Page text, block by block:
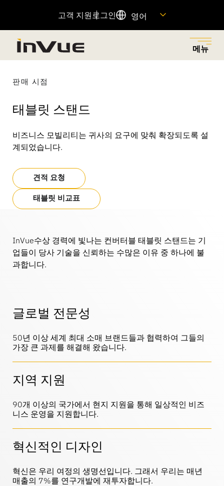
고객 지원로그인 영어
메뉴
메뉴로 돌아가기
솔루션
소매 절도를 줄이고, 적절한 대상에게 권한을 부여하며,
마찰 없는 고객 쇼핑 경험을 통해 매출을 증대시키는 비
접근 제어
판매 시점
연동 스토어
메뉴로 돌아가기
산업
다양한 산업 분야에 혁신적인 보안 및 상품 진열 솔루션
을 제공하여 각 매장의 고유한 요구 사항을 충족시킵니
모두 보기
DIY 및 집 꾸미기
대형마트 & 식료품점
이동통신사
건강 & 미용
스포츠 용품
메뉴로 돌아가기
제품
소매 절도 감소, 매출 증대 및 고객 경험 향상을 위해 설계
된 연결된 제품 포트폴리오.
추천 제품
OnePOD
LIVE
MagStand
상품 진열 보안
매달린 상품 보안
스마트 도어락
센서 태그 및 분리 장치
메뉴로 돌아가기
회사
우리의 역사를 살펴보고, 우리를 움직이는 원동력과 이를
가능하게 하는 사람들을 만나보세요. 그리고 여러분이 우
지속가능성
InVue에서의 커리어
비즈니스 파트너
기업 파트너십
메뉴로 돌아가기
자원
중요한 제품 정보에 대한 빠른 링크를 찾고 고객 지원팀
에 문의하세요.
자원 센터
기술 사양
카탈로그
판매 시점
태블릿 스탠드
비즈니스 모빌리티는 귀사의 요구에 맞춰 확장되도록 설
계되었습니다.
견적 요청
태블릿 비교표
InVue수상 경력에 빛나는 컨버터블 태블릿 스탠드는 기
업들이 당사 기술을 신뢰하는 수많은 이유 중 하나에 불
과합니다.
글로벌 전문성
50년 이상 세계 최대 소매 브랜드들과 협력하여 그들의
가장 큰 과제를 해결해 왔습니다.
지역 지원
90개 이상의 국가에서 현지 지원을 통해 일상적인 비즈
니스 운영을 지원합니다.
혁신적인 디자인
혁신은 우리 여정의 생명선입니다. 그래서 우리는 매년
매출의 7%를 연구개발에 재투자합니다.